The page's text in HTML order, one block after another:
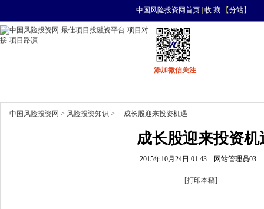
中国风险投资网首页| 收 藏【分站】
添加微信关注
中国风险投资网 > 风险投资知识 > 成长股迎来投资机遇
成长股迎来投资机
2015年10月24日 01:43 网站管理员03
[打印本稿]